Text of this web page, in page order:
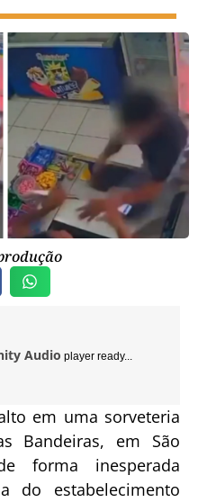
Audio player ready...
em uma sorveteria
Bandeiras, em São
forma inesperada
do estabelecimento